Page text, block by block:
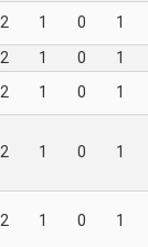
2 1 0 1
2 1 0 1
2 1 0 1
2 1 0 1
2 1 0 1